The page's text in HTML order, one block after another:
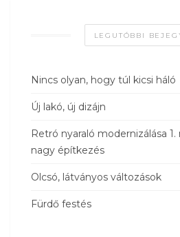
LEGUTÓBBI
Nincs olyan, hogy túl kicsi háló
Új lakó, új dizájn
Retró nyaraló modernizálása
nagy építkezés
Olcsó, látványos változások
Fürdő festés